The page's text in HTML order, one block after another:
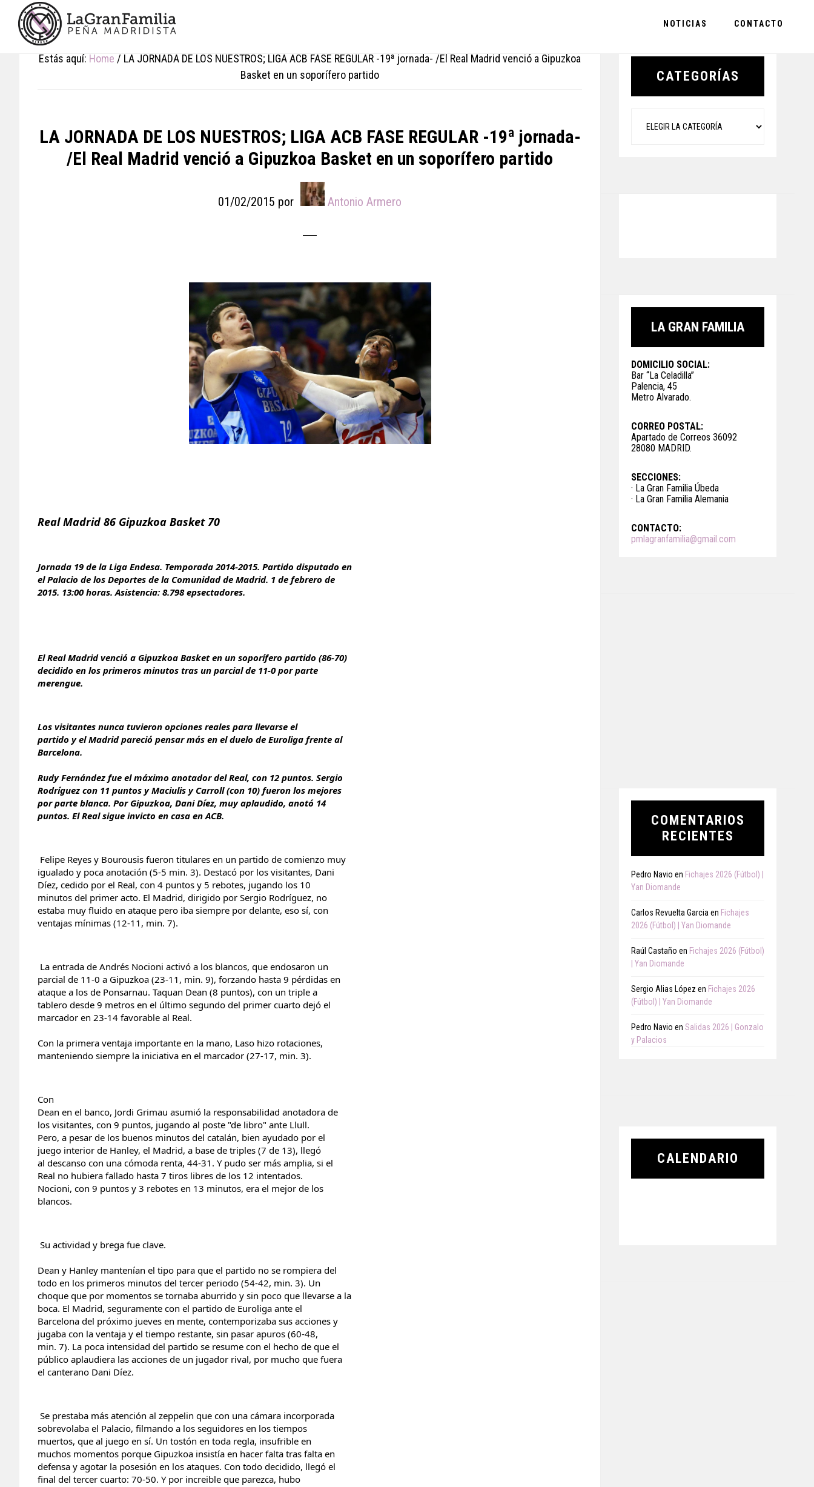
primary
footer
NOTICIAS CONTACTO
Estás aquí: Home / LA JORNADA DE LOS NUESTROS; LIGA ACB FASE REGULAR -19ª jornada- /El Real Madrid venció a Gipuzkoa
Basket en un soporífero partido
LA JORNADA DE LOS NUESTROS; LIGA ACB FASE REGULAR -19ª jornada-
/El Real Madrid venció a Gipuzkoa Basket en un soporífero partido
01/02/2015 por Antonio Armero
Real Madrid 86 Gipuzkoa Basket 70
Jornada 19 de la Liga Endesa. Temporada 2014-2015. Partido disputado en
el Palacio de los Deportes de la Comunidad de Madrid. 1 de febrero de
2015. 13:00 horas. Asistencia: 8.798 epsectadores.
El Real Madrid venció a Gipuzkoa Basket en un soporífero partido (86-70)
decidido en los primeros minutos tras un parcial de 11-0 por parte
merengue.
Los visitantes nunca tuvieron opciones reales para llevarse el
partido y el Madrid pareció pensar más en el duelo de Euroliga frente al
Barcelona.
Rudy Fernández fue el máximo anotador del Real, con 12 puntos. Sergio
Rodríguez con 11 puntos y Maciulis y Carroll (con 10) fueron los mejores
por parte blanca. Por Gipuzkoa, Dani Díez, muy aplaudido, anotó 14
puntos. El Real sigue invicto en casa en ACB.
Felipe Reyes y Bourousis fueron titulares en un partido de comienzo muy
igualado y poca anotación (5-5 min. 3). Destacó por los visitantes, Dani
Díez, cedido por el Real, con 4 puntos y 5 rebotes, jugando los 10
minutos del primer acto. El Madrid, dirigido por Sergio Rodríguez, no
estaba muy fluido en ataque pero iba siempre por delante, eso sí, con
ventajas mínimas (12-11, min. 7).
La entrada de Andrés Nocioni activó a los blancos, que endosaron un
parcial de 11-0 a Gipuzkoa (23-11, min. 9), forzando hasta 9 pérdidas en
ataque a los de Ponsarnau. Taquan Dean (8 puntos), con un triple a
tablero desde 9 metros en el último segundo del primer cuarto dejó el
marcador en 23-14 favorable al Real.
Con la primera ventaja importante en la mano, Laso hizo rotaciones,
manteniendo siempre la iniciativa en el marcador (27-17, min. 3).
Con
Dean en el banco, Jordi Grimau asumió la responsabilidad anotadora de
los visitantes, con 9 puntos, jugando al poste "de libro" ante Llull.
Pero, a pesar de los buenos minutos del catalán, bien ayudado por el
juego interior de Hanley, el Madrid, a base de triples (7 de 13), llegó
al descanso con una cómoda renta, 44-31. Y pudo ser más amplia, si el
Real no hubiera fallado hasta 7 tiros libres de los 12 intentados.
Nocioni, con 9 puntos y 3 rebotes en 13 minutos, era el mejor de los
blancos.
Su actividad y brega fue clave.
Dean y Hanley mantenían el tipo para que el partido no se rompiera del
todo en los primeros minutos del tercer periodo (54-42, min. 3). Un
choque que por momentos se tornaba aburrido y sin poco que llevarse a la
boca. El Madrid, seguramente con el partido de Euroliga ante el
Barcelona del próximo jueves en mente, contemporizaba sus acciones y
jugaba con la ventaja y el tiempo restante, sin pasar apuros (60-48,
min. 7). La poca intensidad del partido se resume con el hecho de que el
público aplaudiera las acciones de un jugador rival, por mucho que fuera
el canterano Dani Díez.
Se prestaba más atención al zeppelin que con una cámara incorporada
sobrevolaba el Palacio, filmando a los seguidores en los tiempos
muertos, que al juego en sí. Un tostón en toda regla, insufrible en
muchos momentos porque Gipuzkoa insistía en hacer falta tras falta en
defensa y agotar la posesión en los ataques. Con todo decidido, llegó el
final del tercer cuarto: 70-50. Y por increible que parezca, hubo
Primary
CATEGORÍAS
LA GRAN FAMILIA
DOMICILIO SOCIAL:
Bar “La Celadilla”
Palencia, 45
Metro Alvarado.
CORREO POSTAL:
Apartado de Correos 36092
28080 MADRID.
SECCIONES:
· La Gran Familia Úbeda
· La Gran Familia Alemania
CONTACTO:
pmlagranfamilia@gmail.com
COMENTARIOS
RECIENTES
Pedro Navio en Fichajes 2026 (Fútbol) |
Yan Diomande
Carlos Revuelta Garcia en Fichajes
2026 (Fútbol) | Yan Diomande
Raúl Castaño en Fichajes 2026 (Fútbol)
| Yan Diomande
Sergio Alias López en Fichajes 2026
(Fútbol) | Yan Diomande
Pedro Navio en Salidas 2026 | Gonzalo
y Palacios
CALENDARIO